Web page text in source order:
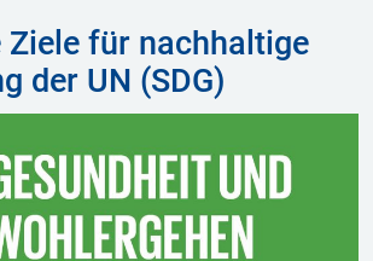
Ziele für nachhaltige
der UN (SDG)